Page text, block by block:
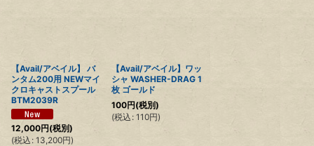
【Avail/アベイル】 バ
ンタム200用 NEWマイ
クロキャストスプール
BTM2039R
12,000円(税別)
(税込 : 13,200円)
【Avail/アベイル】ワッ
シャ WASHER-DRAG 1
枚 ゴールド
100円(税別)
(税込 : 110円)